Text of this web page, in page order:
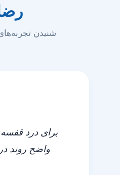
شنیدن
برای درد
واضح روند